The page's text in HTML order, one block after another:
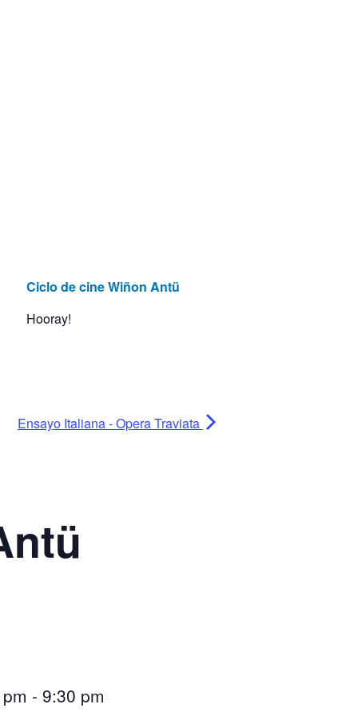
Ciclo de cine Wiñon Antü
Hooray!
Ensayo Italiana - Opera Traviata
-9:30 pm